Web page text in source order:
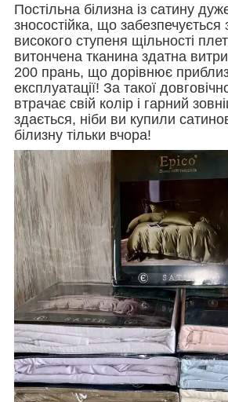
Постільна білизна із сатину
зносостійка, що забезпечується
високого ступеня щільності
витончена тканина здатна
200 прань, що дорівнює
експлуатації! За такої
втрачає свій колір і гарний
здається, ніби ви купили
білизну тільки вчора!